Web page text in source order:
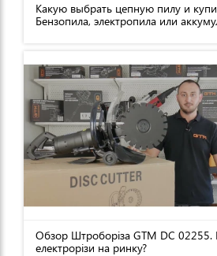
Какую выбрать цепную пилу и
Бензопила, электропила или
Обзор Штроборіза GTM DC 02255.
електрорізи на ринку?